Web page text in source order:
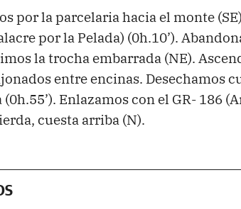
por la parcelaria hacia el monte
por la Pelada) (0h.10’).
la trocha embarrada (NE).
entre encinas. Desechamos
Enlazamos con el GR- 186
cuesta arriba (N).